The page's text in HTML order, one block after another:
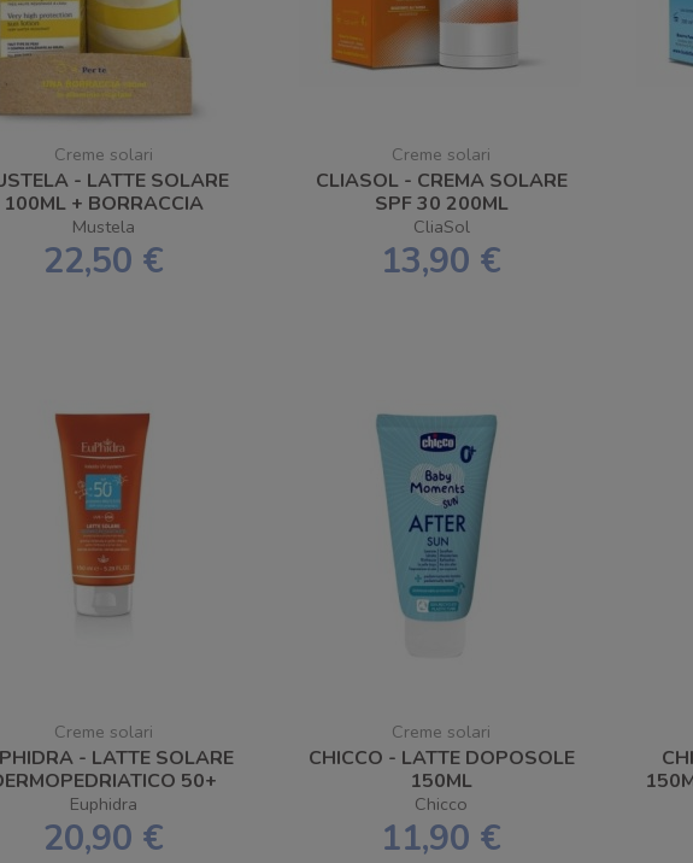
Creme solari
- LATTE SOLARE
100ML + BORRACCIA
Mustela
22,50 €
Creme solari
CLIASOL - CREMA SOLARE
SPF 30 200ML
CliaSol
13,90 €
Creme solari
- LATTE SOLARE
50+
150ML
Euphidra
20,90 €
Creme solari
CHICCO - LATTE DOPOSOLE
150ML
Chicco
11,90 €